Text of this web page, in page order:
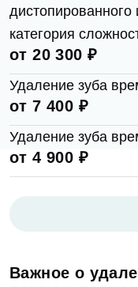
дистопированного
категория
от 20 300 ₽
Удаление зуба
от 7 400 ₽
Удаление зуба
от 4 900 ₽
Важное о